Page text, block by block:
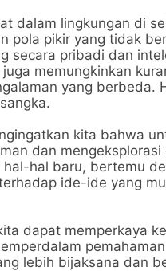
dalam lingkungan di
pola pikir yang tidak
secara pribadi dan
memungkinkan
yang berbeda.
kita bahwa
dan
hal baru, bertemu
ide-ide yang
dapat memperkaya
lebih bijaksana dan